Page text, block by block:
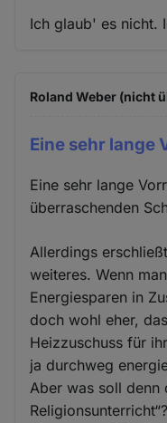
Ich glaub' es nicht.
Roland Weber (nicht
Eine sehr lange
Eine sehr lange
überraschenden
Allerdings
weiteres. Wenn
Energiesparen in
doch wohl eher,
Heizzuschuss für
ja durchweg
Aber was soll denn